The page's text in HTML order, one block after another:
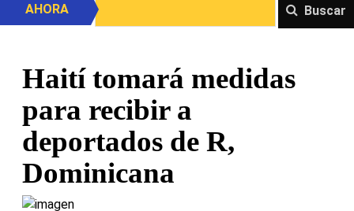
Buscar
AHORA
Haití tomará medidas
para recibir a
deportados de R,
Dominicana